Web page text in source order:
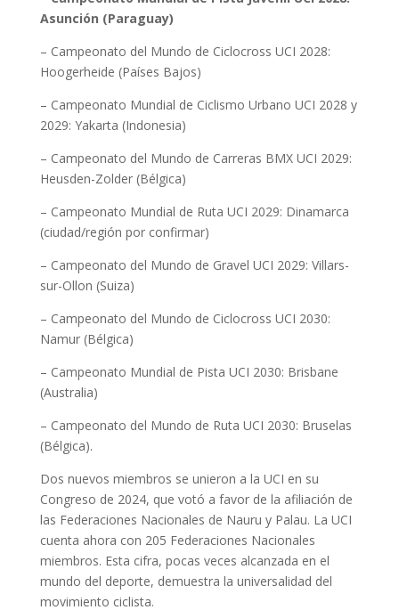
Asunción (Paraguay)
– Campeonato del Mundo de Ciclocross UCI 2028:
Hoogerheide (Países Bajos)
– Campeonato Mundial de Ciclismo Urbano UCI 2028 y
2029: Yakarta (Indonesia)
– Campeonato del Mundo de Carreras BMX UCI 2029:
Heusden-Zolder (Bélgica)
– Campeonato Mundial de Ruta UCI 2029: Dinamarca
(ciudad/región por confirmar)
– Campeonato del Mundo de Gravel UCI 2029: Villars-
sur-Ollon (Suiza)
– Campeonato del Mundo de Ciclocross UCI 2030:
Namur (Bélgica)
– Campeonato Mundial de Pista UCI 2030: Brisbane
(Australia)
– Campeonato del Mundo de Ruta UCI 2030: Bruselas
(Bélgica).
Dos nuevos miembros se unieron a la UCI en su
Congreso de 2024, que votó a favor de la afiliación de
las Federaciones Nacionales de Nauru y Palau. La UCI
cuenta ahora con 205 Federaciones Nacionales
miembros. Esta cifra, pocas veces alcanzada en el
mundo del deporte, demuestra la universalidad del
movimiento ciclista.